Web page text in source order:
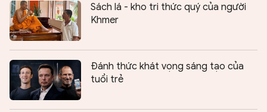
Sách lá - kho tri thức quý của người
Khmer
Đánh thức khát vọng sáng tạo của
tuổi trẻ